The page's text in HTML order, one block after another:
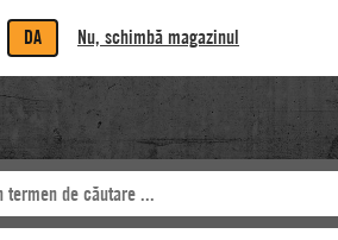
DA Nu, schimbă magazinul